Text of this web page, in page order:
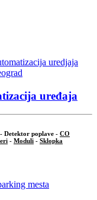
uređaja
- Detektor poplave - CO
- Moduli - Sklopka